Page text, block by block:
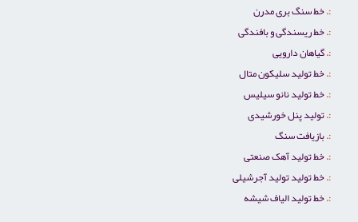
خط سنگ بری مدرن
خط ریسندگی و بافندگی
گیاهان دارویی
خط تولید سلیکون متال
خط تولید نانو سیلیس
تولید پنل خورشیدی
بازیافت سنگ
خط تولید آهک صنعتی
خط تولید تولید آجرشیلی
خط تولید الیاف شیشه